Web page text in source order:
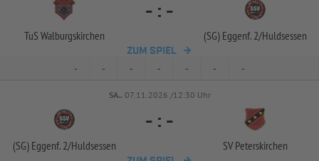
TuS Walburgskirchen
- : -
(SG) Eggenf. 2/Huldsessen
ZUM SPIEL
- - - - - - -
SA.. 07.11.2026 /12:30 Uhr
(SG) Eggenf. 2/Huldsessen
- : -
SV Peterskirchen